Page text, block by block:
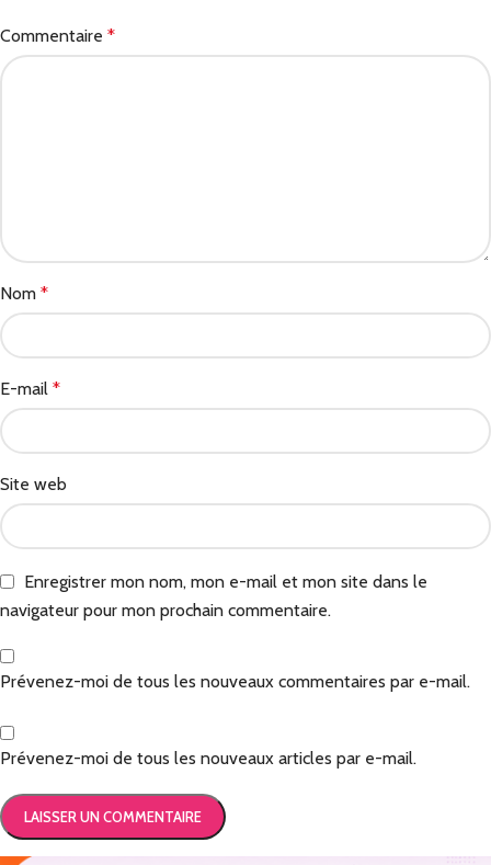
Commentaire *
Nom *
E-mail *
Site web
Enregistrer mon nom, mon e-mail et mon site dans le
navigateur pour mon prochain commentaire.
Prévenez-moi de tous les nouveaux commentaires par e-mail.
Prévenez-moi de tous les nouveaux articles par e-mail.